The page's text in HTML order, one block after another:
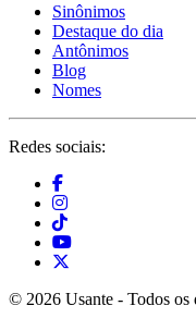
Sinônimos
Destaque do dia
Antônimos
Blog
Nomes
Redes sociais:
© 2026 Usante - Todos os